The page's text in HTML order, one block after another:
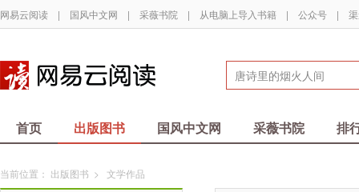
网易云阅读 | 国风中文网 | 采薇书院 | 从电脑上导入书籍 | 公众号 |
首页 出版图书 国风中文网 采薇书院 排
当前位置： 出版图书 > 文学作品